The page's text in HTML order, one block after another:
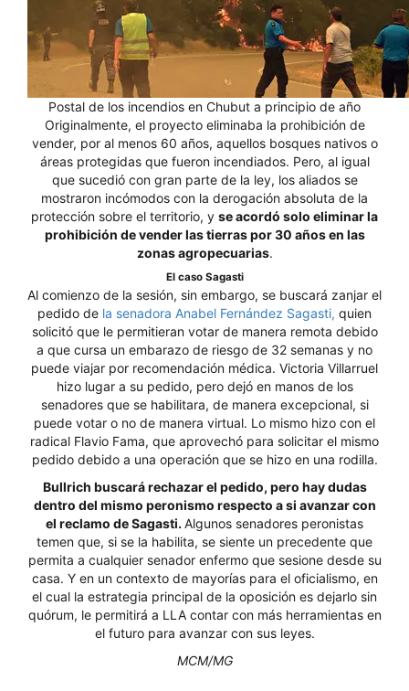
Postal de los incendios en Chubut a principio de año
Originalmente, el proyecto eliminaba la prohibición de
vender, por al menos 60 años, aquellos bosques nativos o
áreas protegidas que fueron incendiados. Pero, al igual
que sucedió con gran parte de la ley, los aliados se
mostraron incómodos con la derogación absoluta de la
protección sobre el territorio, y se acordó solo eliminar la
prohibición de vender las tierras por 30 años en las
zonas agropecuarias.
El caso Sagasti
Al comienzo de la sesión, sin embargo, se buscará zanjar el
pedido de la senadora Anabel Fernández Sagasti, quien
solicitó que le permitieran votar de manera remota debido
a que cursa un embarazo de riesgo de 32 semanas y no
puede viajar por recomendación médica. Victoria Villarruel
hizo lugar a su pedido, pero dejó en manos de los
senadores que se habilitara, de manera excepcional, si
puede votar o no de manera virtual. Lo mismo hizo con el
radical Flavio Fama, que aprovechó para solicitar el mismo
pedido debido a una operación que se hizo en una rodilla.
Bullrich buscará rechazar el pedido, pero hay dudas
dentro del mismo peronismo respecto a si avanzar con
el reclamo de Sagasti. Algunos senadores peronistas
temen que, si se la habilita, se siente un precedente que
permita a cualquier senador enfermo que sesione desde su
casa. Y en un contexto de mayorías para el oficialismo, en
el cual la estrategia principal de la oposición es dejarlo sin
quórum, le permitirá a LLA contar con más herramientas en
el futuro para avanzar con sus leyes.
MCM/MG